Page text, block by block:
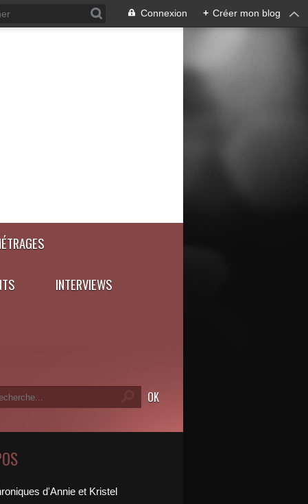
Connexion + Créer mon blog
INTERVIEWS